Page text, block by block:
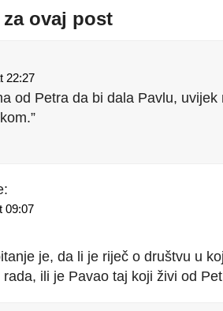
ovaj post
22:27
od Petra da bi dala Pavlu,
09:07
je, da li je riječ o društvu u
ili je Pavao taj koji živi od